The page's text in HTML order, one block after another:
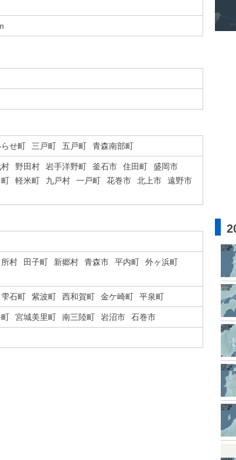
せ町 三戸町 五戸町 青森南部町
野田村 岩手洋野町 釜石市 住田町
盛岡市
軽米町 九戸村 一戸町 花巻市 北上市
遠野市
村 田子町 新郷村 青森市 平内町
外ヶ浜町
雫石町 紫波町 西和賀町 金ケ崎町 平泉町
宮城美里町 南三陸町 岩沼市 石巻市